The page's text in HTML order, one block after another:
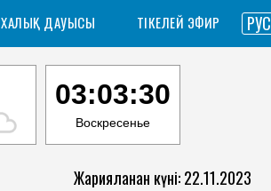
ХАЛЫҚ ДАУЫСЫ ТІКЕЛЕЙ ЭФИР РУС
03:03:31
Воскресенье
Жарияланған күні: 22.11.2023